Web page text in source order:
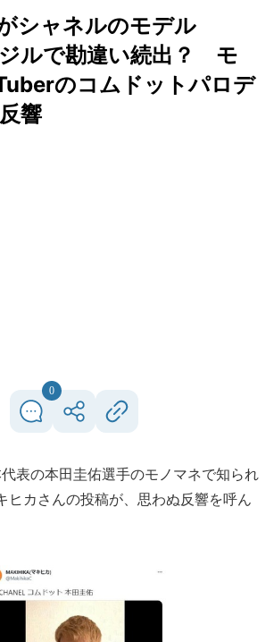
シャネルのモデル
ルで勘違い続出？ モ
のコムドットパロデ
響
0
表の本田圭佑選手のモノマネで知られ
ヒカさんの投稿が、思わぬ反響を呼ん